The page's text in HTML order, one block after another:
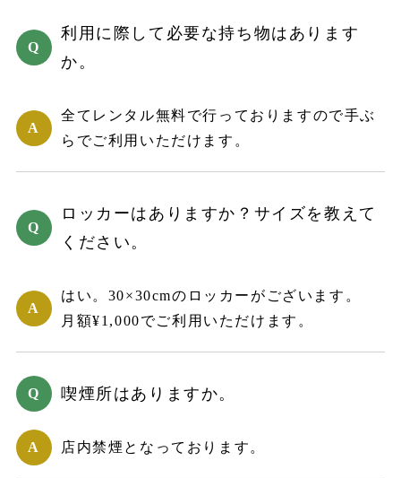
利用に際して必要な持ち物はあります
か。
全てレンタル無料で行っておりますので手ぶ
らでご利用いただけます。
ロッカーはありますか？サイズを教えて
ください。
はい。30×30cmのロッカーがございます。
月額¥1,000でご利用いただけます。
喫煙所はありますか。
店内禁煙となっております。